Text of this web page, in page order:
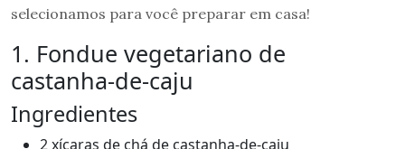
selecionamos para você preparar em casa!
1. Fondue vegetariano de
castanha-de-caju
Ingredientes
2 xícaras de chá de castanha-de-caju